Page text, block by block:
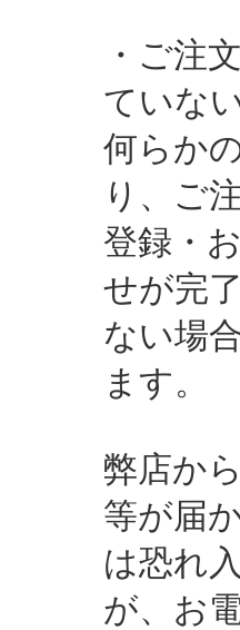
・ご注
ていな
何らか
り、ご
登録・
せが完
ない場
ます。
弊店か
等が届
は恐れ
が、お